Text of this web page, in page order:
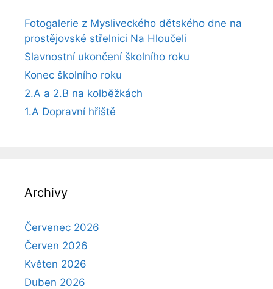
Fotogalerie z Mysliveckého dětského dne na
prostějovské střelnici Na Hloučeli
Slavnostní ukončení školního roku
Konec školního roku
2.A a 2.B na kolběžkách
1.A Dopravní hřiště
Archivy
Červenec 2026
Červen 2026
Květen 2026
Duben 2026